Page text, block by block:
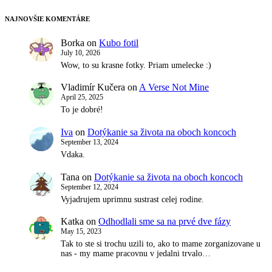
NAJNOVŠIE KOMENTÁRE
Borka on Kubo fotil
July 10, 2026
Wow, to su krasne fotky. Priam umelecke :)
Vladimír Kučera on A Verse Not Mine
April 25, 2025
To je dobré!
Iva on Dotýkanie sa života na oboch koncoch
September 13, 2024
Vdaka.
Tana on Dotýkanie sa života na oboch koncoch
September 12, 2024
Vyjadrujem uprimnu sustrast celej rodine.
Katka on Odhodlali sme sa na prvé dve fázy
May 15, 2023
Tak to ste si trochu uzili to, ako to mame zorganizovane u
nas - my mame pracovnu v jedalni trvalo…